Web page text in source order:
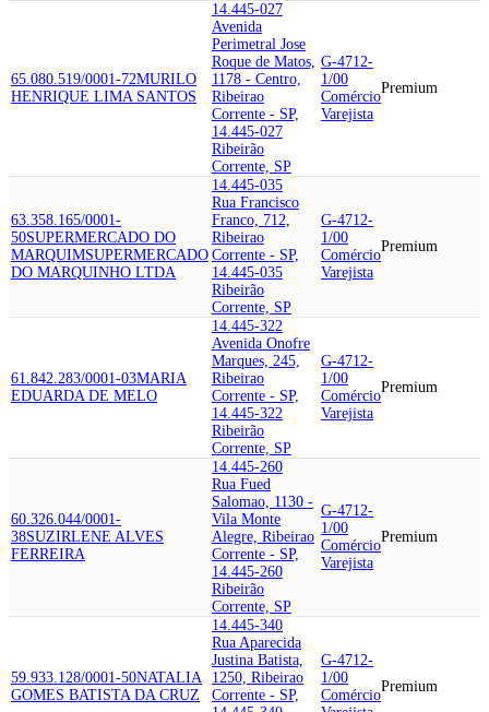
65.080.519/0001-72MURILO
HENRIQUE LIMA SANTOS
14.445-027
Avenida
Perimetral Jose
Roque de Matos,
1178 - Centro,
Ribeirao
Corrente - SP,
14.445-027
Ribeirão
Corrente, SP
G-4712-
1/00
Comércio
Varejista
Premium
63.358.165/0001-
50SUPERMERCADO DO
MARQUIMSUPERMERCADO
DO MARQUINHO LTDA
14.445-035
Rua Francisco
Franco, 712,
Ribeirao
Corrente - SP,
14.445-035
Ribeirão
Corrente, SP
G-4712-
1/00
Comércio
Varejista
Premium
61.842.283/0001-03MARIA
EDUARDA DE MELO
14.445-322
Avenida Onofre
Marques, 245,
Ribeirao
Corrente - SP,
14.445-322
Ribeirão
Corrente, SP
G-4712-
1/00
Comércio
Varejista
Premium
60.326.044/0001-
38SUZIRLENE ALVES
FERREIRA
14.445-260
Rua Fued
Salomao, 1130 -
Vila Monte
Alegre, Ribeirao
Corrente - SP,
14.445-260
Ribeirão
Corrente, SP
G-4712-
1/00
Comércio
Varejista
Premium
59.933.128/0001-50NATALIA
GOMES BATISTA DA CRUZ
14.445-340
Rua Aparecida
Justina Batista,
1250, Ribeirao
Corrente - SP,
G-4712-
1/00
Comércio
Premium